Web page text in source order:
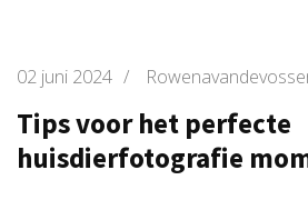
02 juni 2024 /
Tips voor het perfecte
huisdierfotografie